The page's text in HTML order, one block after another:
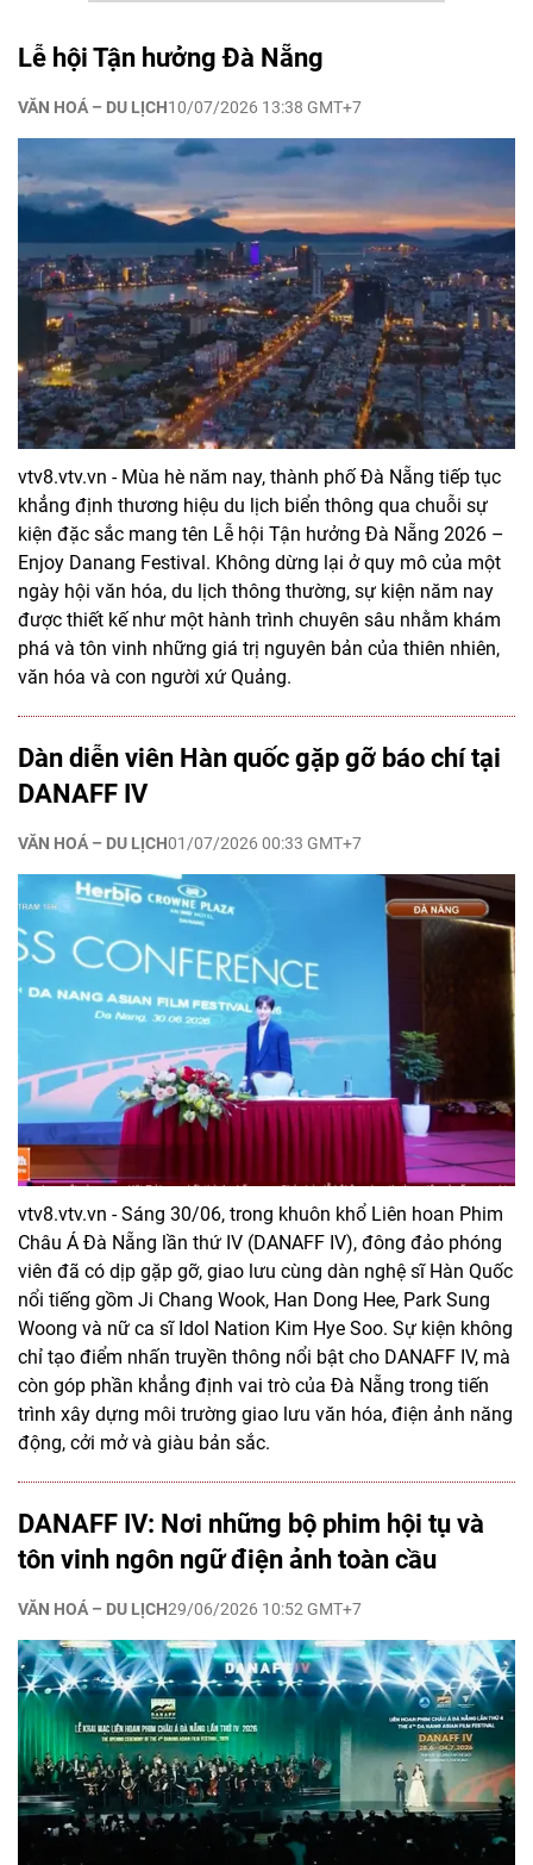
Lễ hội Tận hưởng Đà Nẵng
VĂN HOÁ – DU LỊCH10/07/2026 13:38 GMT+7
vtv8.vtv.vn - Mùa hè năm nay, thành phố Đà Nẵng tiếp tục
khẳng định thương hiệu du lịch biển thông qua chuỗi sự
kiện đặc sắc mang tên Lễ hội Tận hưởng Đà Nẵng 2026 –
Enjoy Danang Festival. Không dừng lại ở quy mô của một
ngày hội văn hóa, du lịch thông thường, sự kiện năm nay
được thiết kế như một hành trình chuyên sâu nhằm khám
phá và tôn vinh những giá trị nguyên bản của thiên nhiên,
văn hóa và con người xứ Quảng.
Dàn diễn viên Hàn quốc gặp gỡ báo chí tại
DANAFF IV
VĂN HOÁ – DU LỊCH01/07/2026 00:33 GMT+7
vtv8.vtv.vn - Sáng 30/06, trong khuôn khổ Liên hoan Phim
Châu Á Đà Nẵng lần thứ IV (DANAFF IV), đông đảo phóng
viên đã có dịp gặp gỡ, giao lưu cùng dàn nghệ sĩ Hàn Quốc
nổi tiếng gồm Ji Chang Wook, Han Dong Hee, Park Sung
Woong và nữ ca sĩ Idol Nation Kim Hye Soo. Sự kiện không
chỉ tạo điểm nhấn truyền thông nổi bật cho DANAFF IV, mà
còn góp phần khẳng định vai trò của Đà Nẵng trong tiến
trình xây dựng môi trường giao lưu văn hóa, điện ảnh năng
động, cởi mở và giàu bản sắc.
DANAFF IV: Nơi những bộ phim hội tụ và
tôn vinh ngôn ngữ điện ảnh toàn cầu
VĂN HOÁ – DU LỊCH29/06/2026 10:52 GMT+7